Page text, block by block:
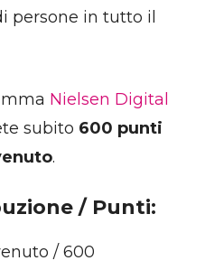
persone in tutto il
Nielsen Digital
subito 600 punti
.
/ Punti:
/ 600